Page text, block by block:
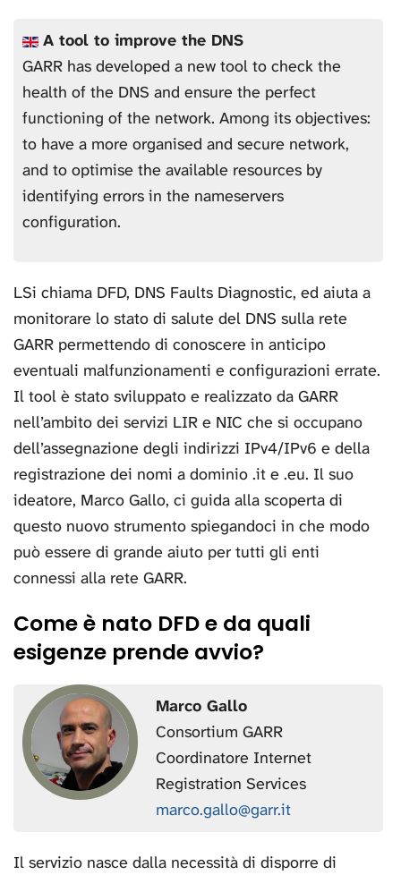
A tool to improve the DNS
GARR has developed a new tool to check the
health of the DNS and ensure the perfect
functioning of the network. Among its objectives:
to have a more organised and secure network,
and to optimise the available resources by
identifying errors in the nameservers
configuration.
LSi chiama DFD, DNS Faults Diagnostic, ed aiuta a
monitorare lo stato di salute del DNS sulla rete
GARR permettendo di conoscere in anticipo
eventuali malfunzionamenti e configurazioni errate.
Il tool è stato sviluppato e realizzato da GARR
nell’ambito dei servizi LIR e NIC che si occupano
dell’assegnazione degli indirizzi IPv4/IPv6 e della
registrazione dei nomi a dominio .it e .eu. Il suo
ideatore, Marco Gallo, ci guida alla scoperta di
questo nuovo strumento spiegandoci in che modo
può essere di grande aiuto per tutti gli enti
connessi alla rete GARR.
Come è nato DFD e da quali
esigenze prende avvio?
Marco Gallo
Consortium GARR
Coordinatore Internet
Registration Services
marco.gallo@garr.it
Il servizio nasce dalla necessità di disporre di